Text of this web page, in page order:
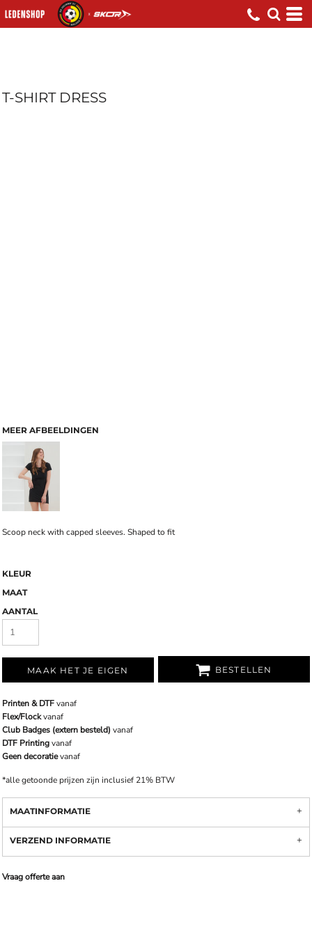
T-SHIRT DRESS
MEER AFBEELDINGEN
Scoop neck with capped sleeves. Shaped to fit
KLEUR
MAAT
AANTAL
MAAK HET JE EIGEN BESTELLEN
Printen & DTFvanaf
Flex/Flockvanaf
Club Badges (extern besteld) vanaf
DTF Printingvanaf
Geen decoratievanaf
*alle getoonde prijzen zijn inclusief 21% BTW
MAATINFORMATIE
VERZEND INFORMATIE
Vraag offerte aan